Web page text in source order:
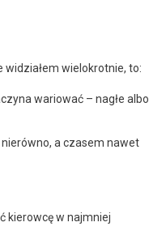
widziałem wielokrotnie, to:
wariować – nagłe albo
a czasem nawet
kierowcę w najmniej